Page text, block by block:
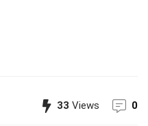
33 Views 0